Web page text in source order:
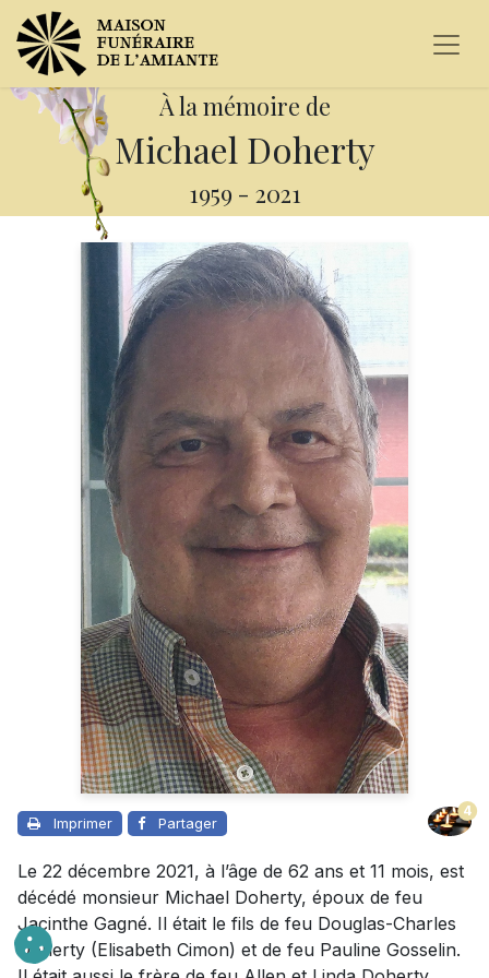
À la mémoire de
Michael Doherty
1959 - 2021
Imprimer Partager
4
Le 22 décembre 2021, à l’âge de 62 ans et 11 mois, est
décédé monsieur Michael Doherty, époux de feu
Jacinthe Gagné. Il était le fils de feu Douglas-Charles
Doherty (Elisabeth Cimon) et de feu Pauline Gosselin.